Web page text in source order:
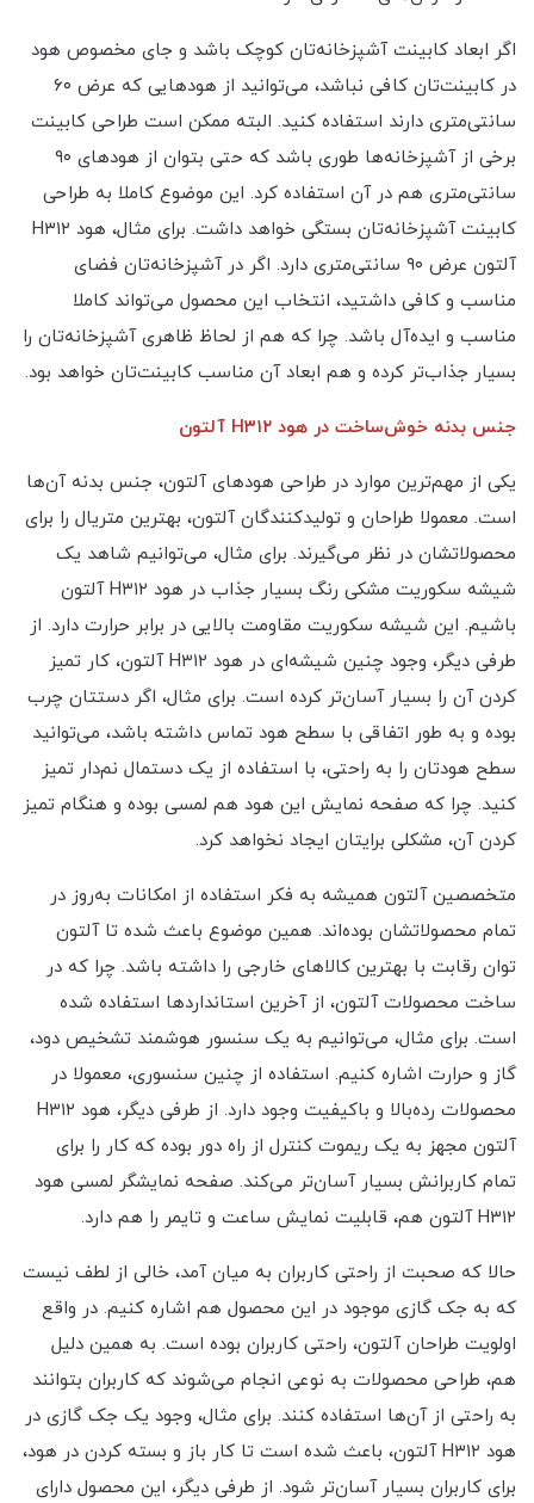
اگر ابعاد کابینت آشپزخانه‌تان کوچک باشد و جای مخصوص هود
در کابینت‌تان کافی نباشد، می‌توانید از هودهایی که عرض ۶۰
سانتی‌متری دارند استفاده کنید. البته ممکن است طراحی کابینت
برخی از آشپزخانه‌ها طوری باشد که حتی بتوان از هودهای ۹۰
سانتی‌متری هم در آن استفاده کرد. این موضوع کاملا به طراحی
کابینت آشپزخانه‌تان بستگی خواهد داشت. برای مثال، هود H۳۱۲
آلتون عرض ۹۰ سانتی‌متری دارد. اگر در آشپزخانه‌تان فضای
مناسب و کافی داشتید، انتخاب این محصول می‌تواند کاملا
مناسب و ایده‌آل باشد. چرا که هم از لحاظ ظاهری آشپزخانه‌تان را
بسیار جذاب‌تر کرده و هم ابعاد آن مناسب کابینت‌تان خواهد بود.
جنس بدنه خوش‌ساخت در هود H۳۱۲ آلتون
یکی از مهم‌ترین موارد در طراحی هودهای آلتون، جنس بدنه آن‌ها
است. معمولا طراحان و تولیدکنندگان آلتون، بهترین متریال را برای
محصولاتشان در نظر می‌گیرند. برای مثال، می‌توانیم شاهد یک
شیشه سکوریت مشکی رنگ بسیار جذاب در هود H۳۱۲ آلتون
باشیم. این شیشه سکوریت مقاومت بالایی در برابر حرارت دارد. از
طرفی دیگر، وجود چنین شیشه‌ای در هود H۳۱۲ آلتون، کار تمیز
کردن آن را بسیار آسان‌تر کرده است. برای مثال،‌ اگر دستتان چرب
بوده و به طور اتفاقی با سطح هود تماس داشته باشد، می‌توانید
سطح هودتان را به راحتی، با استفاده از یک دستمال‌ نم‌دار تمیز
کنید. چرا که صفحه نمایش این هود هم لمسی بوده و هنگام تمیز
کردن آن، مشکلی برایتان ایجاد نخواهد کرد.
متخصصین آلتون همیشه به فکر استفاده از امکانات به‌روز در
تمام محصولاتشان بوده‌اند. همین موضوع باعث شده تا آلتون
توان رقابت با بهترین کالاهای خارجی را داشته باشد. چرا که در
ساخت محصولات آلتون، از آخرین استانداردها استفاده شده
است. برای مثال، می‌توانیم به یک سنسور هوشمند تشخیص دود،
گاز و حرارت اشاره کنیم. استفاده از چنین سنسوری، معمولا در
محصولات رده‌بالا و باکیفیت وجود دارد. از طرفی دیگر، هود H۳۱۲
آلتون مجهز به یک ریموت کنترل از راه دور بوده که کار را برای
تمام کاربرانش بسیار آسان‌تر می‌کند. صفحه نمایشگر لمسی هود
H۳۱۲ آلتون هم، قابلیت نمایش ساعت و تایمر را هم دارد.
حالا که صحبت از راحتی کاربران به میان آمد، خالی از لطف نیست
که به جک گازی موجود در این محصول هم اشاره کنیم. در واقع
اولویت طراحان آلتون، راحتی کاربران بوده است. به همین دلیل
هم، طراحی محصولات به نوعی انجام می‌شوند که کاربران بتوانند
به راحتی از آن‌ها استفاده کنند. برای مثال، وجود یک جک گازی در
هود H۳۱۲ آلتون، باعث شده است تا کار باز و بسته کردن در هود،
برای کاربران بسیار آسان‌تر شود. از طرفی دیگر، این محصول دارای